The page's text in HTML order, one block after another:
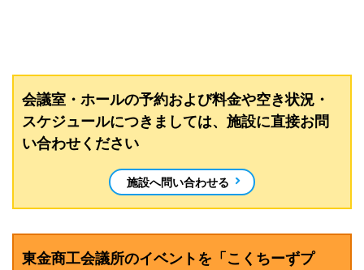
会議室・ホールの予約および料金や空き状況・
スケジュールにつきましては、施設に直接お問
い合わせください
施設へ問い合わせる
東金商工会議所のイベントを「こくちーずプ